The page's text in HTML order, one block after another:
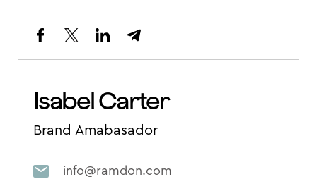
Isabel Carter
Brand Amabasador
info@ramdon.com